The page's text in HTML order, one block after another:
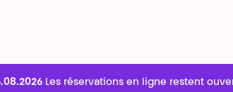
Les réservations en ligne restent